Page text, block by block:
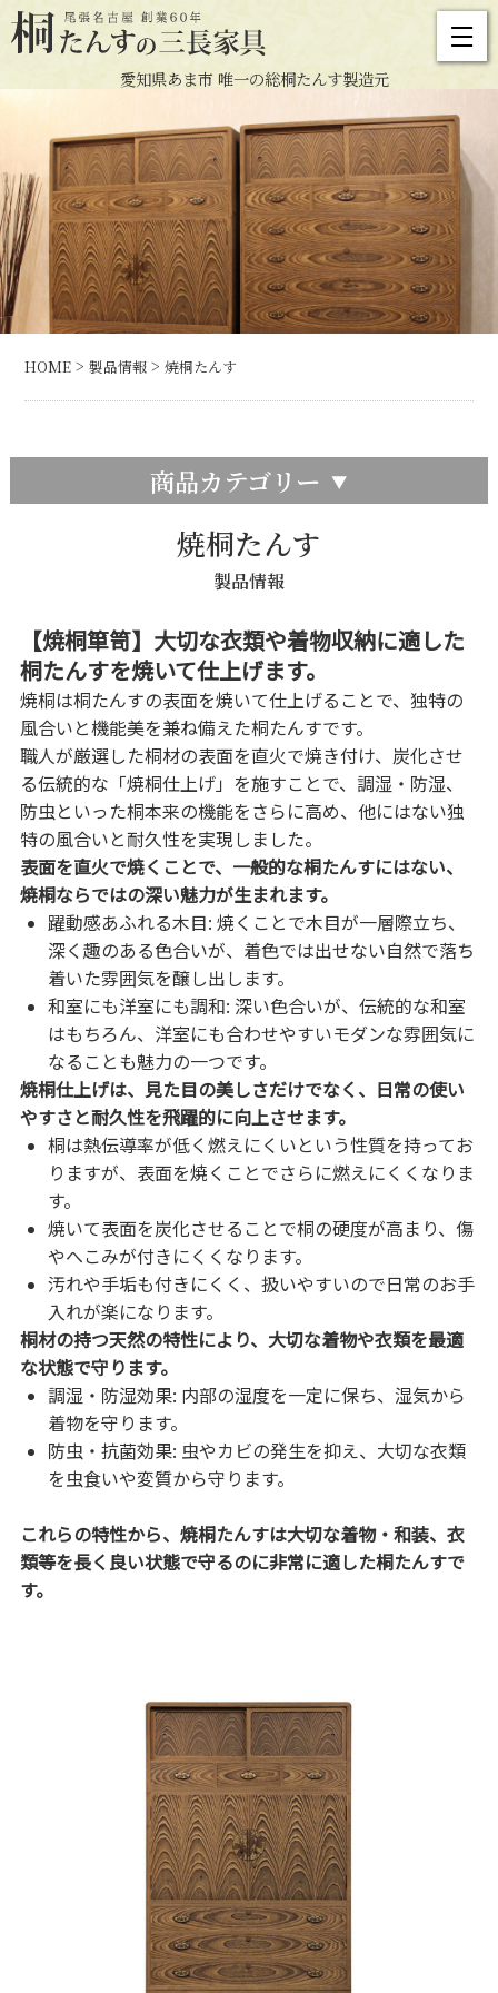
愛知県あま市 唯一の総桐たんす製造元
HOME >製品情報 >焼桐たんす
商品カテゴリー
焼桐たんす
製品情報
【焼桐箪笥】大切な衣類や着物収納に適した
桐たんすを焼いて仕上げます。
焼桐は桐たんすの表面を焼いて仕上げることで、独特の
風合いと機能美を兼ね備えた桐たんすです。
職人が厳選した桐材の表面を直火で焼き付け、炭化させ
る伝統的な「焼桐仕上げ」を施すことで、調湿・防湿、
防虫といった桐本来の機能をさらに高め、他にはない独
特の風合いと耐久性を実現しました。
表面を直火で焼くことで、一般的な桐たんすにはない、
焼桐ならではの深い魅力が生まれます。
躍動感あふれる木目: 焼くことで木目が一層際立ち、
深く趣のある色合いが、着色では出せない自然で落ち
着いた雰囲気を醸し出します。
和室にも洋室にも調和: 深い色合いが、伝統的な和室
はもちろん、洋室にも合わせやすいモダンな雰囲気に
なることも魅力の一つです。
焼桐仕上げは、見た目の美しさだけでなく、日常の使い
やすさと耐久性を飛躍的に向上させます。
桐は熱伝導率が低く燃えにくいという性質を持ってお
りますが、表面を焼くことでさらに燃えにくくなりま
す。
焼いて表面を炭化させることで桐の硬度が高まり、傷
やへこみが付きにくくなります。
汚れや手垢も付きにくく、扱いやすいので日常のお手
入れが楽になります。
桐材の持つ天然の特性により、大切な着物や衣類を最適
な状態で守ります。
調湿・防湿効果: 内部の湿度を一定に保ち、湿気から
着物を守ります。
防虫・抗菌効果: 虫やカビの発生を抑え、大切な衣類
を虫食いや変質から守ります。
これらの特性から、焼桐たんすは大切な着物・和装、衣
類等を長く良い状態で守るのに非常に適した桐たんすで
す。